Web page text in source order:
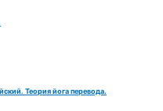
Теория йога перевода.